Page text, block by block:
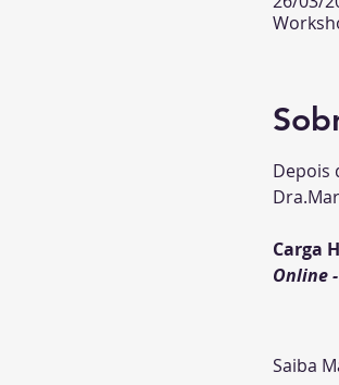
Depois
Carga
Online -
27
28
Saiba